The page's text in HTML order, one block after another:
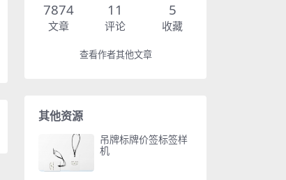
7874
文章
11
评论
5
收藏
查看作者其他文章
其他资源
吊牌标牌价签标签样
机